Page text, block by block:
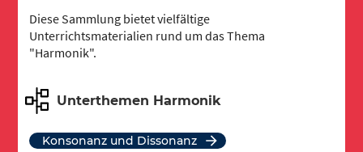
Diese Sammlung bietet vielfältige
Unterrichtsmaterialien rund um das Thema
"Harmonik".
Unterthemen Harmonik
Konsonanz und Dissonanz